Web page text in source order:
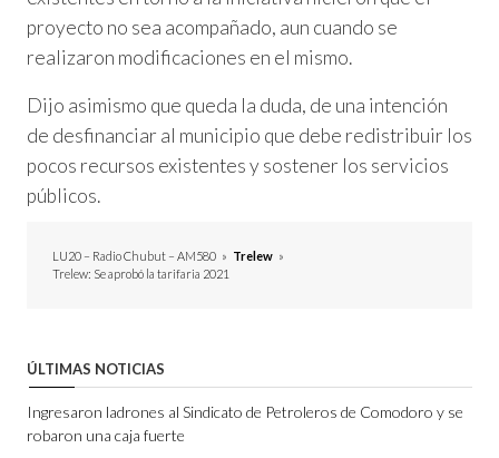
proyecto no sea acompañado, aun cuando se
realizaron modificaciones en el mismo.
Dijo asimismo que queda la duda, de una intención
de desfinanciar al municipio que debe redistribuir los
pocos recursos existentes y sostener los servicios
públicos.
LU20 – Radio Chubut – AM580 » Trelew »
Trelew: Se aprobó la tarifaria 2021
ÚLTIMAS NOTICIAS
Ingresaron ladrones al Sindicato de Petroleros de Comodoro y se
robaron una caja fuerte